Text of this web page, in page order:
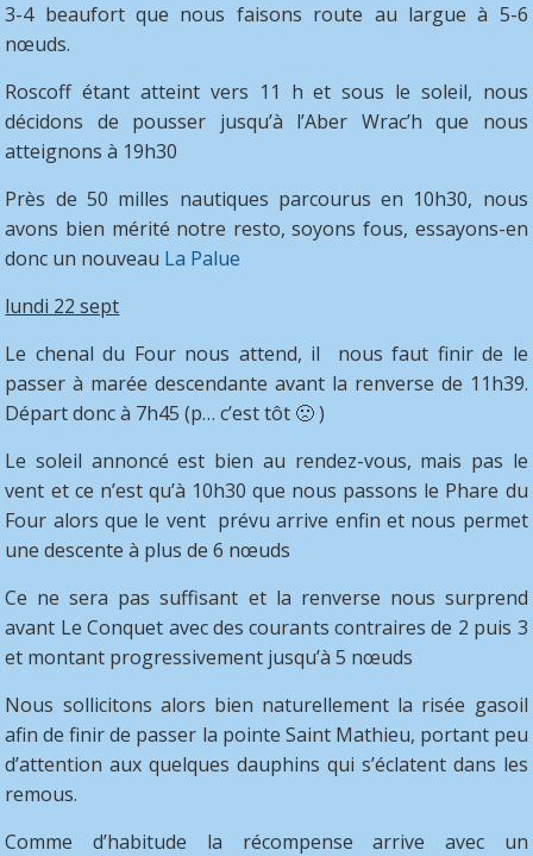
3-4 beaufort que nous faisons route au largue à 5-6
nœuds.
Roscoff étant atteint vers 11 h et sous le soleil, nous
décidons de pousser jusqu’à l’Aber Wrac’h que nous
atteignons à 19h30
Près de 50 milles nautiques parcourus en 10h30, nous
avons bien mérité notre resto, soyons fous, essayons-en
donc un nouveau La Palue
lundi 22 sept
Le chenal du Four nous attend, il nous faut finir de le
passer à marée descendante avant la renverse de 11h39.
Départ donc à 7h45 (p… c’est tôt 🙁 )
Le soleil annoncé est bien au rendez-vous, mais pas le
vent et ce n’est qu’à 10h30 que nous passons le Phare du
Four alors que le vent prévu arrive enfin et nous permet
une descente à plus de 6 nœuds
Ce ne sera pas suffisant et la renverse nous surprend
avant Le Conquet avec des courants contraires de 2 puis 3
et montant progressivement jusqu’à 5 nœuds
Nous sollicitons alors bien naturellement la risée gasoil
afin de finir de passer la pointe Saint Mathieu, portant peu
d’attention aux quelques dauphins qui s’éclatent dans les
remous.
Comme d’habitude la récompense arrive avec un